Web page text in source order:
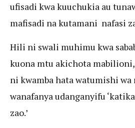
ufisadi kwa kuuchukia au
mafisadi na kutamani nafasi
Hili ni swali muhimu kwa
kuona mtu akichota
ni kwamba hata watumishi
wanafanya udanganyifu
zao.’